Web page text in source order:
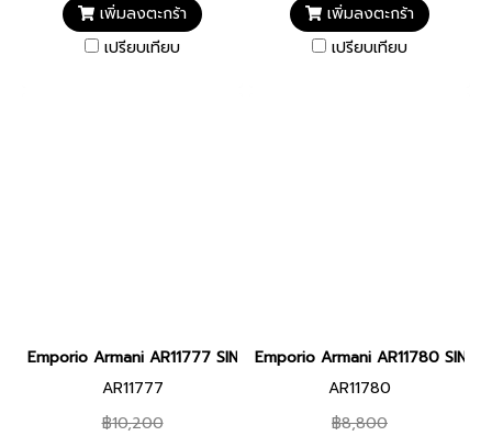
เพิ่มลงตะกร้า
เปรียบเทียบ
เพิ่มลงตะกร้า
เปรียบเทียบ
Emporio Armani AR11777 SINFONIA WOMEN 28MM นาฬิกาข้อมื
AR11777
฿10,200
Emporio Armani AR11780
AR11780
฿8,800